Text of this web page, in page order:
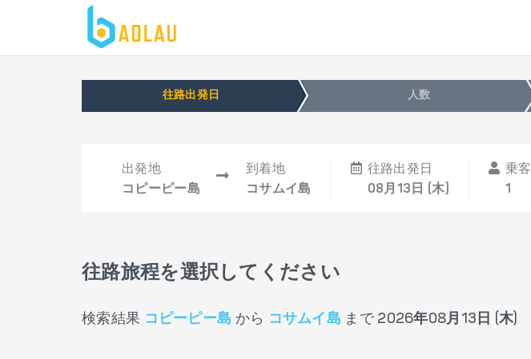
往路出発日 人数
出発地
コピーピー島
到着地
コサムイ島
往路出発日
08月13日 (木)
乗客
1
往路旅程を選択してください
検索結果 コピーピー島 から コサムイ島 まで 2026年08月13日 (木)